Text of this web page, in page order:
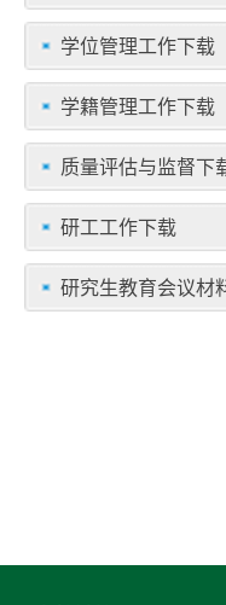
学位管理工作下载
学籍管理工作下载
质量评估与监督下
研工工作下载
研究生教育会议材